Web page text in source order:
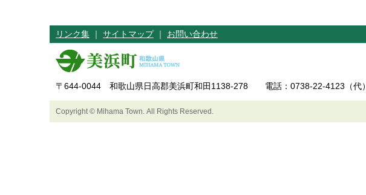
リンク集 ｜ サイトマップ｜ お問い合わせ
〒644-0044 和歌山県日高郡美浜町和田1138-278 電話：0738-22-4123（代）
Copyright © Mihama Town. All Rights Reserved.